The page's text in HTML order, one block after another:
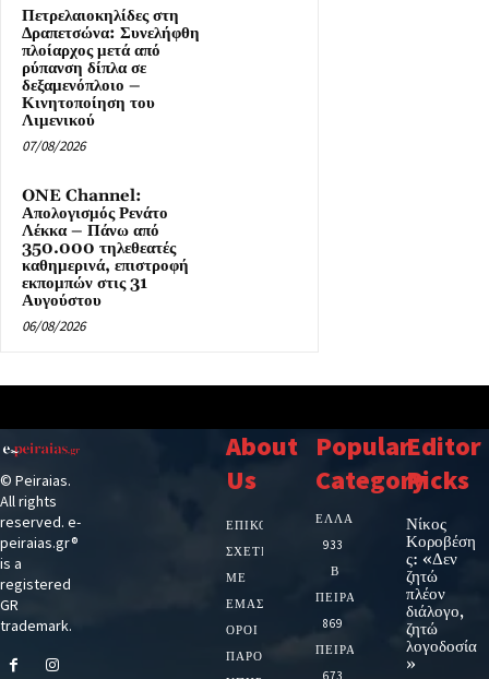
Πετρελαιοκηλίδες στη
Δραπετσώνα: Συνελήφθη
πλοίαρχος μετά από
ρύπανση δίπλα σε
δεξαμενόπλοιο –
Κινητοποίηση του
Λιμενικού
07/08/2026
ONE Channel:
Απολογισμός Ρενάτο
Λέκκα – Πάνω από
350.000 τηλεθεατές
καθημερινά, επιστροφή
εκπομπών στις 31
Αυγούστου
06/08/2026
© Peiraias.
All rights
reserved. e-
peiraias.gr®
is a
registered
GR
trademark.
About
Us
ΕΠΙΚΟΙΝΩΝΙΑ
ΣΧΕΤΙΚΆ
ΜΕ
ΕΜΆΣ
ΌΡΟΙ
ΠΑΡΟΧΉΣ
Popular
Category
ΕΛΛΑΔΑ
933
Β
ΠΕΙΡΑΙΑ
869
ΠΕΙΡΑΙΑΣ
673
Editor
Picks
Νίκος
Κοροβέση
ς: «Δεν
ζητώ
πλέον
διάλογο,
ζητώ
λογοδοσία
»